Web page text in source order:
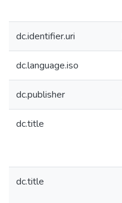
dc.identifier.uri
dc.language.iso
dc.publisher
dc.title
dc.title